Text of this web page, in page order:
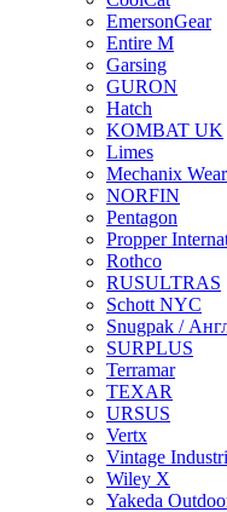
EmersonGear
Entire M
Garsing
GURON
Hatch
KOMBAT UK
Limes
Mechanix Wear
NORFIN
Pentagon
Propper
Rothco
RUSULTRAS
Schott NYC
Snugpak /
SURPLUS
Terramar
TEXAR
URSUS
Vertx
Vintage
Wiley X
Yakeda